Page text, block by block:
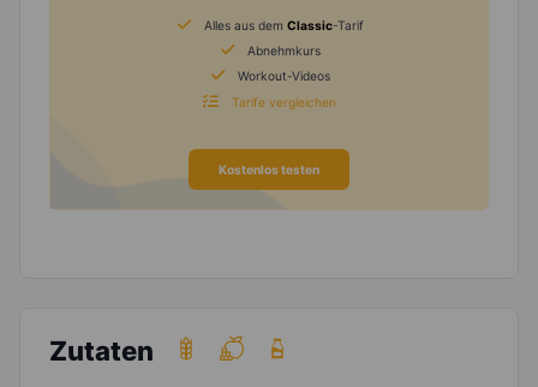
Alles aus dem Classic-Tarif
Abnehmkurs
Workout-Videos
Tarife vergleichen
Kostenlos testen
Zutaten